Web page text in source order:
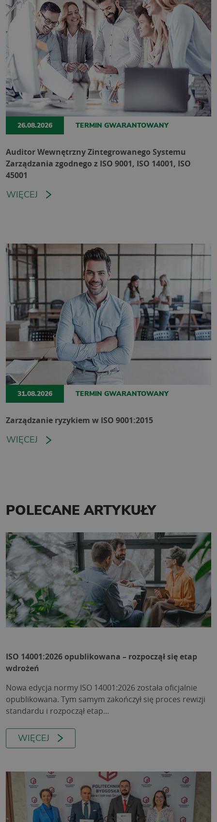
26.08.2026 TERMIN GWARANTOWANY
Auditor Wewnętrzny Zintegrowanego Systemu
Zarządzania zgodnego z ISO 9001, ISO 14001, ISO
45001
WIĘCEJ
31.08.2026 TERMIN GWARANTOWANY
Zarządzanie ryzykiem w ISO 9001:2015
WIĘCEJ
POLECANE ARTYKUŁY
ISO 14001:2026 opublikowana – rozpoczął się etap
wdrożeń
Nowa edycja normy ISO 14001:2026 została oficjalnie
opublikowana. Tym samym zakończył się proces rewizji
standardu i rozpoczął etap...
WIĘCEJ